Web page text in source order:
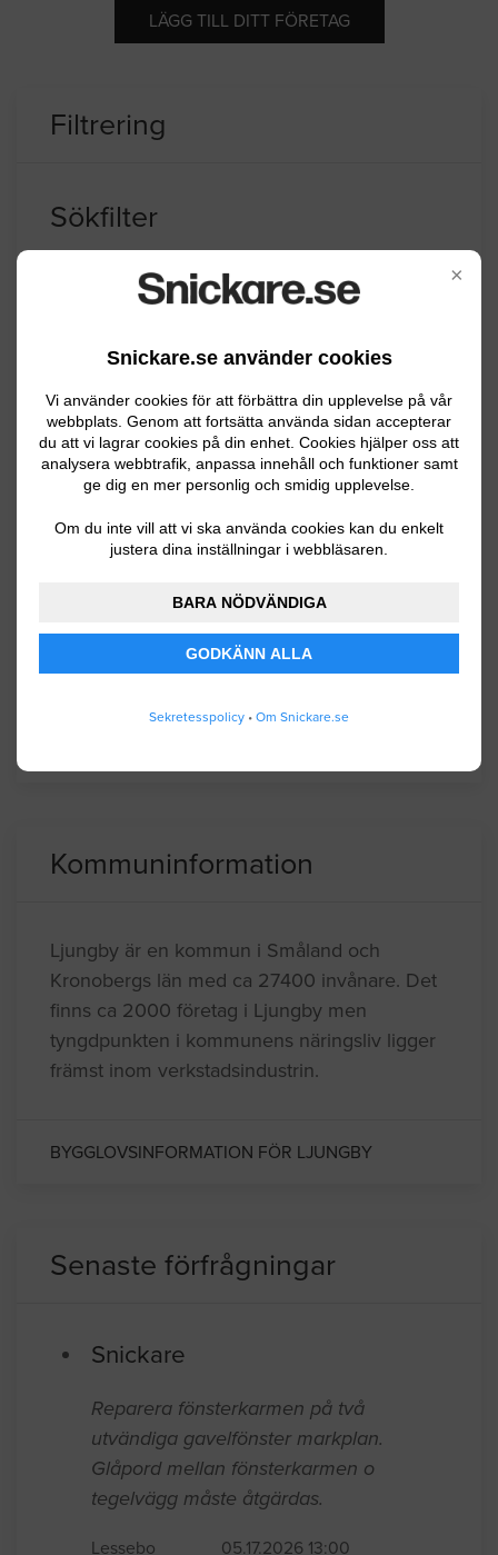
×
Snickare.se använder cookies
Vi använder cookies för att förbättra din upplevelse på vår
webbplats. Genom att fortsätta använda sidan accepterar
du att vi lagrar cookies på din enhet. Cookies hjälper oss att
analysera webbtrafik, anpassa innehåll och funktioner samt
ge dig en mer personlig och smidig upplevelse.
Om du inte vill att vi ska använda cookies kan du enkelt
justera dina inställningar i webbläsaren.
BARA NÖDVÄNDIGA
GODKÄNN ALLA
Sekretesspolicy • Om Snickare.se
LÄGG TILL DITT FÖRETAG
Filtrering
Sökfilter
Kronobergs län
Välj kommun
Alvesta
Lessebo
Ljungby
Kommuninformation
Ljungby är en kommun i Småland och
Kronobergs län med ca 27400 invånare. Det
finns ca 2000 företag i Ljungby men
tyngdpunkten i kommunens näringsliv ligger
främst inom verkstadsindustrin.
BYGGLOVSINFORMATION FÖR LJUNGBY
Senaste förfrågningar
Snickare
Reparera fönsterkarmen på två
utvändiga gavelfönster markplan.
Glåpord mellan fönsterkarmen o
tegelvägg måste åtgärdas.
Lessebo 05.17.2026 13:00